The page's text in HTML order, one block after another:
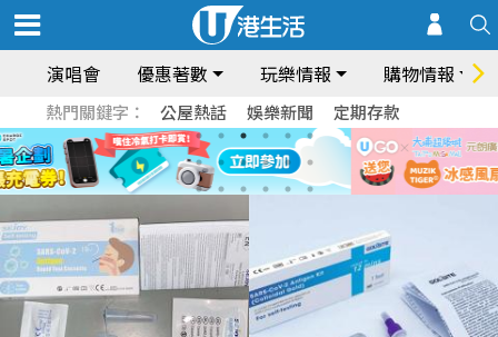
演唱會 優惠著數 玩樂情報 購物情報
熱門關鍵字： 公屋熱話 娛樂新聞 定期存款